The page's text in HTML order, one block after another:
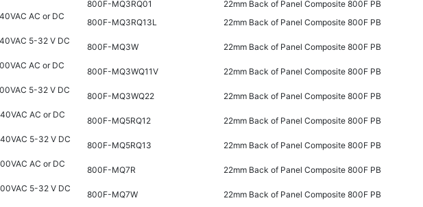
800F-MQ3RQ01
22mm Back of Panel Composite 800F PB
AC or DC
800F-MQ3RQ13L 22mm Back of Panel Composite 800F PB
5-32 V DC
800F-MQ3W 22mm Back of Panel Composite 800F PB
AC or DC
800F-MQ3WQ11V 22mm Back of Panel Composite 800F PB
5-32 V DC
800F-MQ3WQ22 22mm Back of Panel Composite 800F PB
AC or DC
800F-MQ5RQ12 22mm Back of Panel Composite 800F PB
5-32 V DC
800F-MQ5RQ13 22mm Back of Panel Composite 800F PB
AC or DC
800F-MQ7R 22mm Back of Panel Composite 800F PB
5-32 V DC
800F-MQ7W 22mm Back of Panel Composite 800F PB